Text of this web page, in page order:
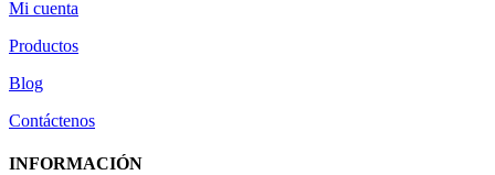
Mi cuenta
Productos
Blog
Contáctenos
INFORMACIÓN